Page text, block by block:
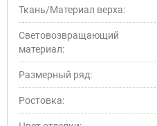
Ткань/Материал верха:
Световозвращающий
материал:
Размерный ряд:
Ростовка: